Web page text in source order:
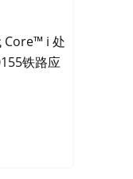
Core™ i 处
铁路应